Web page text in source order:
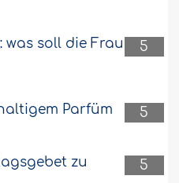
5
soll die Frau
5
Parfüm
5
zu